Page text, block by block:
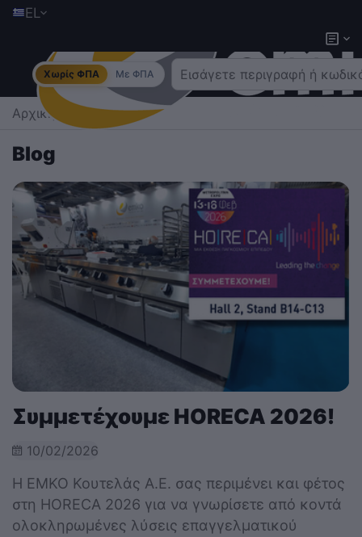
EL
Χωρίς ΦΠΑ Με ΦΠΑ
Αρχική Blog
Blog
Συμμετέχουμε HORECA 2026!
10/02/2026
Η ΕΜΚΟ Κουτελάς Α.Ε. σας περιμένει και φέτος
στη HORECA 2026 για να γνωρίσετε από κοντά
ολοκληρωμένες λύσεις επαγγελματικού